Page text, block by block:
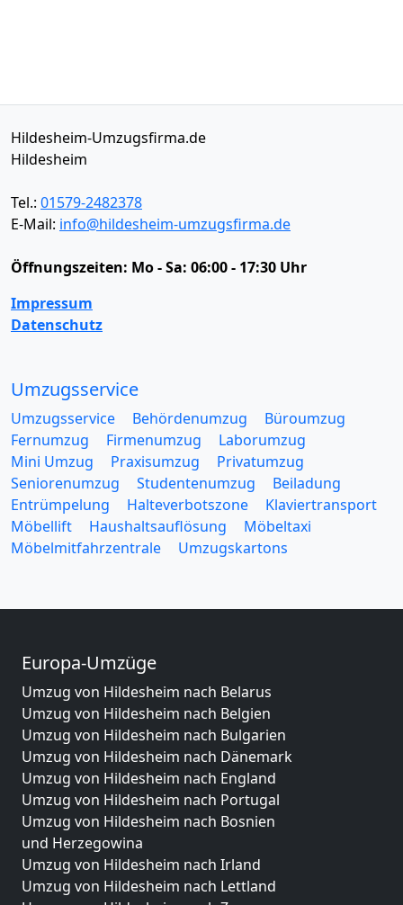
Hildesheim-Umzugsfirma.de
Hildesheim
Tel.: 01579-2482378
E-Mail: info@hildesheim-umzugsfirma.de
Öffnungszeiten: Mo - Sa: 06:00 - 17:30 Uhr
Impressum
Datenschutz
Umzugsservice
Umzugsservice Behördenumzug
Büroumzug
Fernumzug
Firmenumzug
Laborumzug
Mini Umzug
Praxisumzug
Privatumzug
Seniorenumzug
Studentenumzug
Beiladung
Entrümpelung
Halteverbotszone
Klaviertransport
Möbellift
Haushaltsauflösung
Möbeltaxi
Möbelmitfahrzentrale
Umzugskartons
Europa-Umzüge
Umzug von Hildesheim nach Belarus
Umzug von Hildesheim nach Belgien
Umzug von Hildesheim nach Bulgarien
Umzug von Hildesheim nach Dänemark
Umzug von Hildesheim nach England
Umzug von Hildesheim nach Portugal
Umzug von Hildesheim nach Bosnien
und Herzegowina
Umzug von Hildesheim nach Irland
Umzug von Hildesheim nach Lettland